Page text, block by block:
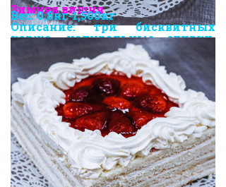
Зимняя вишня
Вес: 0,8кг-1,500кг
Описание: три бисквитных
коржа, натуральные сливки,
кокосовая стружка.